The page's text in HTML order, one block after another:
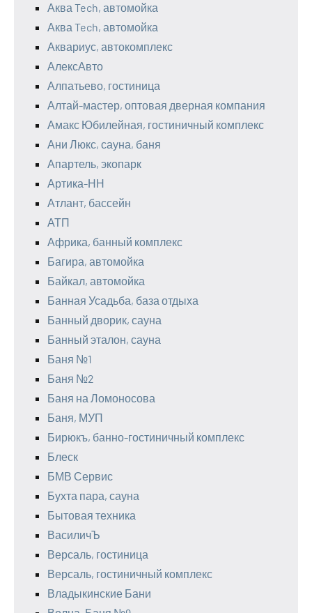
Аква Tech, автомойка
Аква Tech, автомойка
Аквариус, автокомплекс
АлексАвто
Алпатьево, гостиница
Алтай-мастер, оптовая дверная компания
Амакс Юбилейная, гостиничный комплекс
Ани Люкс, сауна, баня
Апартель, экопарк
Артика-НН
Атлант, бассейн
АТП
Африка, банный комплекс
Багира, автомойка
Байкал, автомойка
Банная Усадьба, база отдыха
Банный дворик, сауна
Банный эталон, сауна
Баня №1
Баня №2
Баня на Ломоносова
Баня, МУП
Бирюкъ, банно-гостиничный комплекс
Блеск
БМВ Сервис
Бухта пара, сауна
Бытовая техника
ВасиличЪ
Версаль, гостиница
Версаль, гостиничный комплекс
Владыкинские Бани